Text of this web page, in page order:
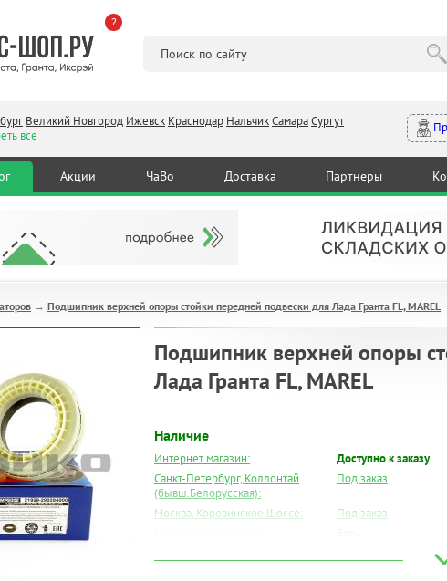
?
Великий Новгород Ижевск Краснодар НальчикСамараСургут
все
Акции ЧаВо Доставка Партнеры
→ Подшипник верхней опоры стойки передней подвески для Лада Гранта FL, MAREL
Подшипник верхней опоры
Лада Гранта FL, MAREL
Наличие
Интернет магазин:
Доступно к заказу
Санкт-Петербург, Коллонтай
(бывш.Белорусская):
Под заказ
Москва, Коровинское Шоссе:
Под заказ